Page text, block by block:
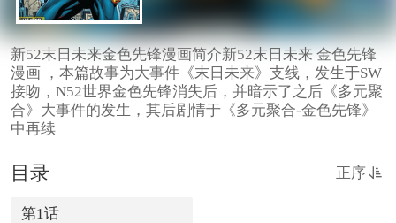
新52末日未来金色先锋漫画简介新52末日未来 金色先锋
漫画 ，本篇故事为大事件《末日未来》支线，发生于SW
接吻，N52世界金色先锋消失后，并暗示了之后《多元聚
合》大事件的发生，其后剧情于《多元聚合-金色先锋》
中再续
目录 正序
第1话